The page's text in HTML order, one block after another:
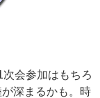
会参加はもちろ
深まるかも。時